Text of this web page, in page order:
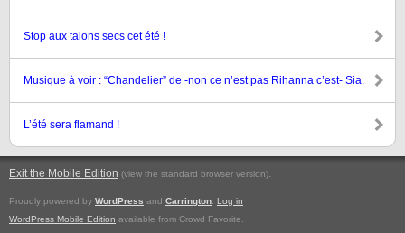
Stop aux talons secs cet été !
Musique à voir : “Chandelier” de -non ce n’est pas Rihanna c’est- Sia.
L’été sera flamand !
Exit the Mobile Edition (view the standard browser version).
Proudly powered by WordPress and Carrington
Log in
WordPress Mobile Edition available from Crowd Favorite.